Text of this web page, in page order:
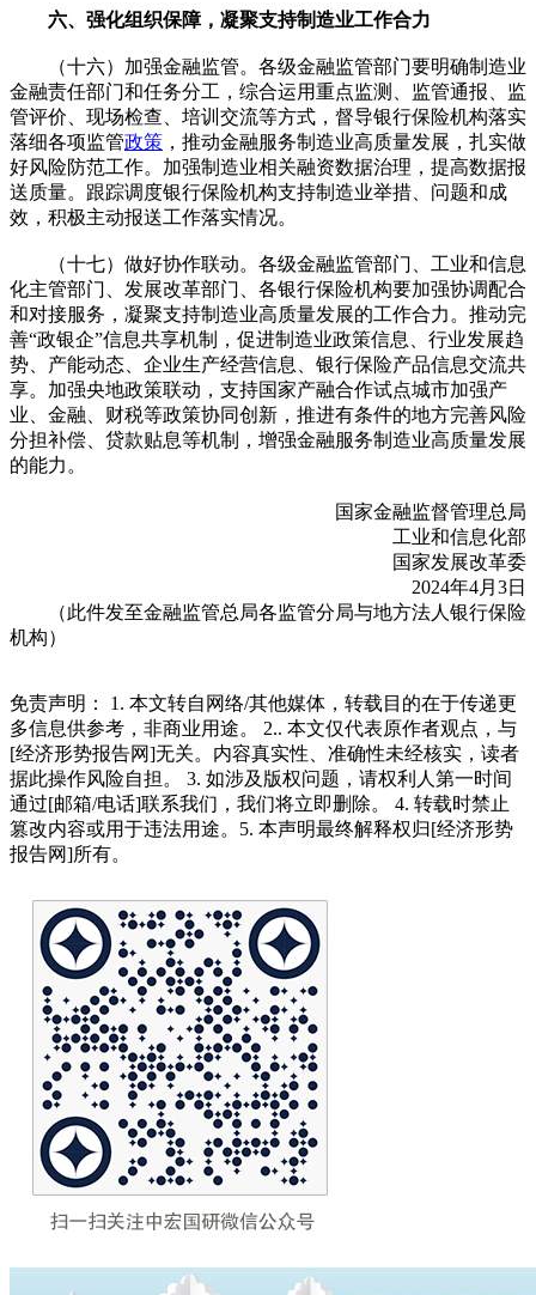
六、强化组织保障，凝聚支持制造业工作合力
（十六）加强金融监管。各级金融监管部门要明确制造业
金融责任部门和任务分工，综合运用重点监测、监管通报、监
管评价、现场检查、培训交流等方式，督导银行保险机构落实
落细各项监管政策 ，推动金融服务制造业高质量发展，扎实做
好风险防范工作。加强制造业相关融资数据治理，提高数据报
送质量。跟踪调度银行保险机构支持制造业举措、问题和成
效，积极主动报送工作落实情况。
（十七）做好协作联动。各级金融监管部门、工业和信息
化主管部门、发展改革部门、各银行保险机构要加强协调配合
和对接服务，凝聚支持制造业高质量发展的工作合力。推动完
善“政银企”信息共享机制，促进制造业政策信息、行业发展趋
势、产能动态、企业生产经营信息、银行保险产品信息交流共
享。加强央地政策联动，支持国家产融合作试点城市加强产
业、金融、财税等政策协同创新，推进有条件的地方完善风险
分担补偿、贷款贴息等机制，增强金融服务制造业高质量发展
的能力。
国家金融监督管理总局
工业和信息化部
国家发展改革委
2024年4月3日
（此件发至金融监管总局各监管分局与地方法人银行保险
机构）
免责声明： 1. 本文转自网络/其他媒体，转载目的在于传递更
多信息供参考，非商业用途。 2.. 本文仅代表原作者观点，与
[经济形势报告网]无关。内容真实性、准确性未经核实，读者
据此操作风险自担。 3. 如涉及版权问题，请权利人第一时间
通过[邮箱/电话]联系我们，我们将立即删除。 4. 转载时禁止
篡改内容或用于违法用途。5. 本声明最终解释权归[经济形势
报告网]所有。